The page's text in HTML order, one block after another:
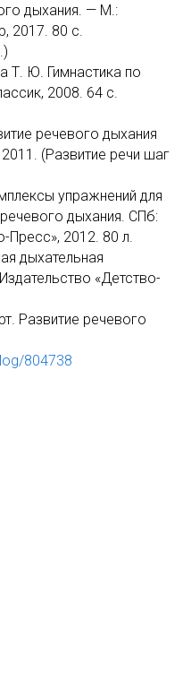
дыхания. — М.:
2017. 80 с.
Гимнастика по
2008. 64 с.
речевого дыхания
(Развитие речи шаг
упражнений для
дыхания. СПб:
Пресс», 2012. 80 л.
«Детство-
речевого
804738